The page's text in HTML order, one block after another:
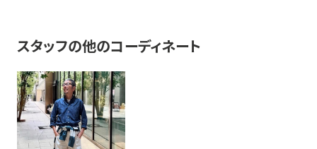
スタッフの他のコーディネート